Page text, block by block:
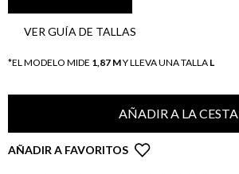
VER GUÍA DE TALLAS
*EL MODELO MIDE 1,87 MY LLEVA UNA TALLA L
AÑADIR A LA CESTA
AÑADIR A FAVORITOS